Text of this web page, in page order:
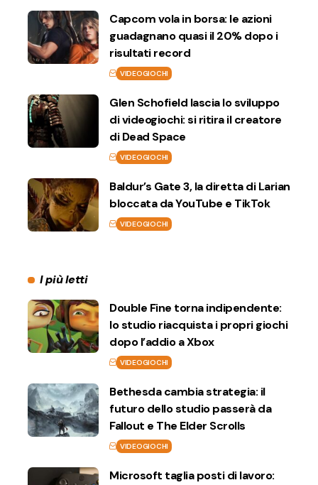
Capcom vola in borsa: le azioni
guadagnano quasi il 20% dopo i
risultati record
VIDEOGIOCHI
Glen Schofield lascia lo sviluppo
di videogiochi: si ritira il creatore
di Dead Space
VIDEOGIOCHI
Baldur’s Gate 3, la diretta di Larian
bloccata da YouTube e TikTok
VIDEOGIOCHI
I più letti
Double Fine torna indipendente:
lo studio riacquista i propri giochi
dopo l’addio a Xbox
VIDEOGIOCHI
Bethesda cambia strategia: il
futuro dello studio passerà da
Fallout e The Elder Scrolls
VIDEOGIOCHI
Microsoft taglia posti di lavoro: